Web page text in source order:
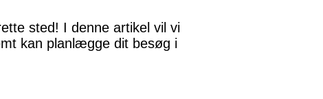
sted! I denne artikel vil vi
kan planlægge dit besøg i